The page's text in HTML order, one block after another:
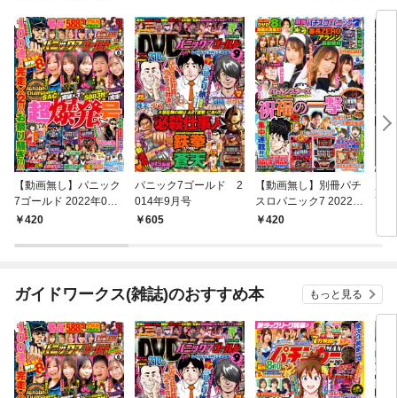
【動画無し】パニック
7ゴールド 2022年06
月号420
パニック7ゴールド 2
014年9月号
605
【動画無し】別冊パチ
スロパニック7 2022年
5月号
420
7
ガイドワークス(雑誌)のおすすめ本 もっと見る